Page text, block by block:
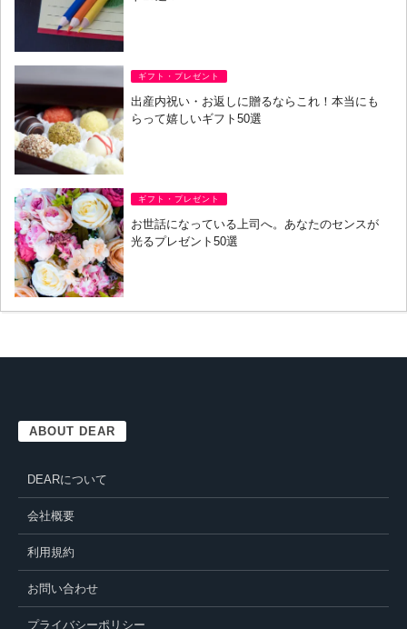
ギフト・プレゼント
出産内祝い・お返しに贈るならこれ！本当にも
らって嬉しいギフト50選
ギフト・プレゼント
お世話になっている上司へ。あなたのセンスが
光るプレゼント50選
ABOUT DEAR
DEARについて
会社概要
利用規約
お問い合わせ
プライバシーポリシー